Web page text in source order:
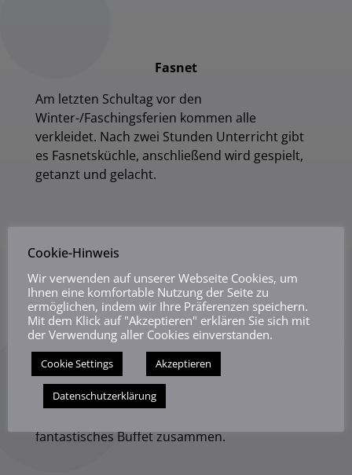
Fasnet
Am letzten Schultag vor den
Winter-/Faschingsferien kommen alle
verkleidet. Nach zwei Stunden Unterricht gibt
es Fasnetsküchle, anschließend wird gespielt,
getanzt und gelacht.
Kooperationstag Grundschule – SEK I
In diesem Schuljahr waren wir Gastgeber des
jährlichen Treffens. Wir begrüßten über 20
Lehrkräfte und Schulleiter/innen der anderen
Schule. Natürlich ging es vor allem darum
unseren Gästen zu zeigen, wie Schule „ohne
Noten“ (LLr) funktioniert. Unsere Eltern aus 12
fantastisches Buffet zusammen.
Cookie-Hinweis
Wir verwenden auf unserer Webseite Cookies, um
Ihnen eine komfortable Nutzung der Seite zu
ermöglichen, indem wir Ihre Präferenzen speichern.
Mit dem Klick auf "Akzeptieren" erklären Sie sich mit
der Verwendung aller Cookies einverstanden.
Cookie Settings Akzeptieren
Datenschutzerklärung